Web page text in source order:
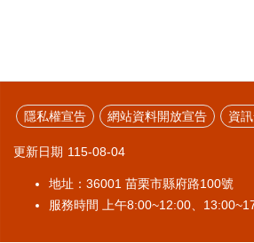
隱私權宣告 網站資料開放宣告 資
更新日期 115-08-04
地址：36001 苗栗市縣府路100號
服務時間 上午8:00~12:00、